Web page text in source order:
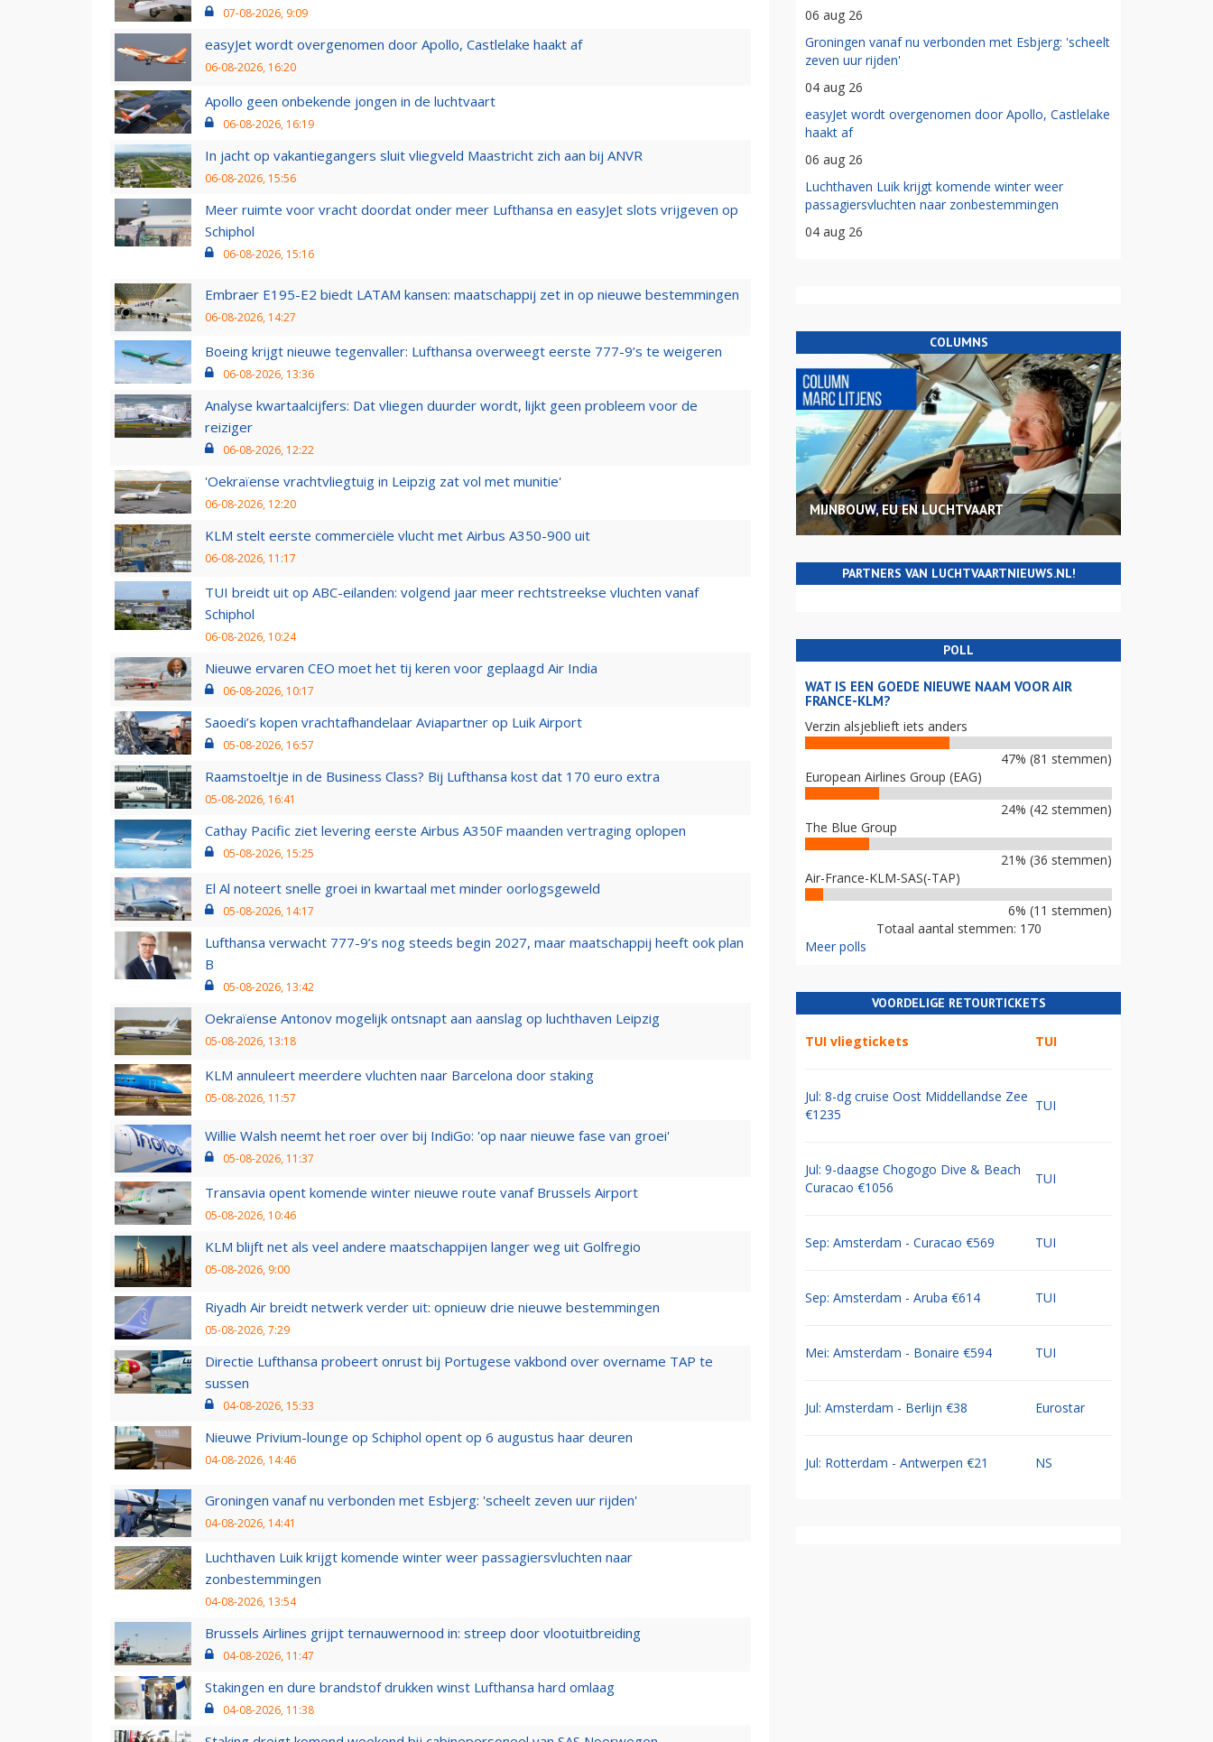
07-08-2026, 9:09
easyJet wordt overgenomen door Apollo, Castlelake haakt af
06-08-2026, 16:20
Apollo geen onbekende jongen in de luchtvaart
06-08-2026, 16:19
In jacht op vakantiegangers sluit vliegveld Maastricht zich aan bij ANVR
06-08-2026, 15:56
Meer ruimte voor vracht doordat onder meer Lufthansa en easyJet slots vrijgeven op
Schiphol
06-08-2026, 15:16
Embraer E195-E2 biedt LATAM kansen: maatschappij zet in op nieuwe bestemmingen
06-08-2026, 14:27
Boeing krijgt nieuwe tegenvaller: Lufthansa overweegt eerste 777-9’s te weigeren
06-08-2026, 13:36
Analyse kwartaalcijfers: Dat vliegen duurder wordt, lijkt geen probleem voor de
reiziger
06-08-2026, 12:22
'Oekraïense vrachtvliegtuig in Leipzig zat vol met munitie'
06-08-2026, 12:20
KLM stelt eerste commerciële vlucht met Airbus A350-900 uit
06-08-2026, 11:17
TUI breidt uit op ABC-eilanden: volgend jaar meer rechtstreekse vluchten vanaf
Schiphol
06-08-2026, 10:24
Nieuwe ervaren CEO moet het tij keren voor geplaagd Air India
06-08-2026, 10:17
Saoedi’s kopen vrachtafhandelaar Aviapartner op Luik Airport
05-08-2026, 16:57
Raamstoeltje in de Business Class? Bij Lufthansa kost dat 170 euro extra
05-08-2026, 16:41
Cathay Pacific ziet levering eerste Airbus A350F maanden vertraging oplopen
05-08-2026, 15:25
El Al noteert snelle groei in kwartaal met minder oorlogsgeweld
05-08-2026, 14:17
Lufthansa verwacht 777-9’s nog steeds begin 2027, maar maatschappij heeft ook plan
B
05-08-2026, 13:42
Oekraïense Antonov mogelijk ontsnapt aan aanslag op luchthaven Leipzig
05-08-2026, 13:18
KLM annuleert meerdere vluchten naar Barcelona door staking
05-08-2026, 11:57
Willie Walsh neemt het roer over bij IndiGo: 'op naar nieuwe fase van groei'
05-08-2026, 11:37
Transavia opent komende winter nieuwe route vanaf Brussels Airport
05-08-2026, 10:46
KLM blijft net als veel andere maatschappijen langer weg uit Golfregio
05-08-2026, 9:00
Riyadh Air breidt netwerk verder uit: opnieuw drie nieuwe bestemmingen
05-08-2026, 7:29
Directie Lufthansa probeert onrust bij Portugese vakbond over overname TAP te
sussen
04-08-2026, 15:33
Nieuwe Privium-lounge op Schiphol opent op 6 augustus haar deuren
04-08-2026, 14:46
Groningen vanaf nu verbonden met Esbjerg: 'scheelt zeven uur rijden'
04-08-2026, 14:41
Luchthaven Luik krijgt komende winter weer passagiersvluchten naar
zonbestemmingen
04-08-2026, 13:54
Brussels Airlines grijpt ternauwernood in: streep door vlootuitbreiding
04-08-2026, 11:47
Stakingen en dure brandstof drukken winst Lufthansa hard omlaag
04-08-2026, 11:38
06 aug 26
Groningen vanaf nu verbonden met Esbjerg: 'scheelt
zeven uur rijden'
04 aug 26
easyJet wordt overgenomen door Apollo, Castlelake
haakt af
06 aug 26
Luchthaven Luik krijgt komende winter weer
passagiersvluchten naar zonbestemmingen
04 aug 26
COLUMNS
MIJNBOUW, EU EN LUCHTVAART
PARTNERS VAN LUCHTVAARTNIEUWS.NL!
POLL
WAT IS EEN GOEDE NIEUWE NAAM VOOR AIR
FRANCE-KLM?
Verzin alsjeblieft iets anders
47% (81 stemmen)
European Airlines Group (EAG)
24% (42 stemmen)
The Blue Group
21% (36 stemmen)
Air-France-KLM-SAS(-TAP)
6% (11 stemmen)
Totaal aantal stemmen: 170
Meer polls
VOORDELIGE RETOURTICKETS
TUI vliegtickets TUI
Jul: 8-dg cruise Oost Middellandse Zee
€1235
TUI
Jul: 9-daagse Chogogo Dive & Beach
Curacao €1056
TUI
Sep: Amsterdam - Curacao €569 TUI
Sep: Amsterdam - Aruba €614 TUI
Mei: Amsterdam - Bonaire €594 TUI
Jul: Amsterdam - Berlijn €38 Eurostar
Jul: Rotterdam - Antwerpen €21 NS